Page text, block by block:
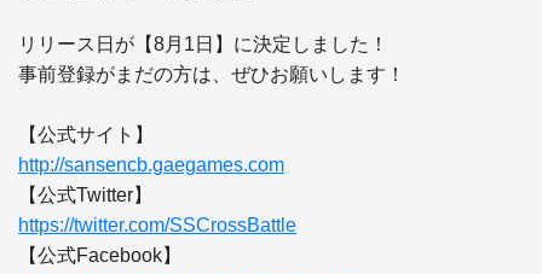
リリース日が【8月1日】に決定しました！
事前登録がまだの方は、ぜひお願いします！
http://sansencb.gaegames.com
https://twitter.com/SSCrossBattle